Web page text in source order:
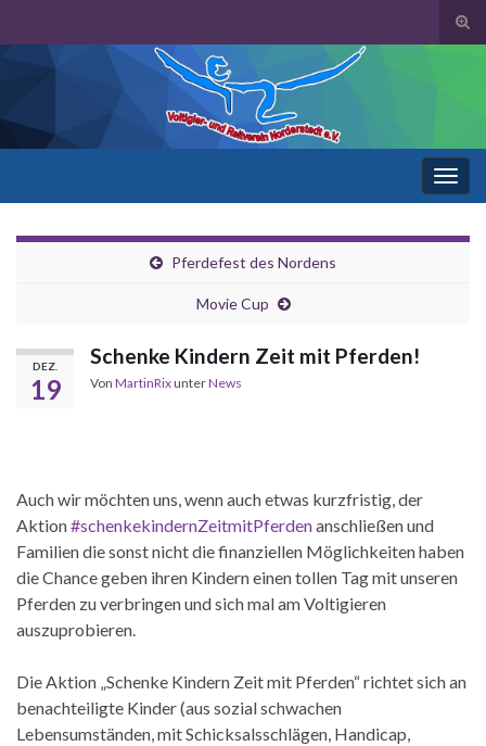
Search for:
Pferdefest des Nordens
Movie Cup
DEZ.
19
Schenke Kindern Zeit mit Pferden!
Von MartinRixunterNews
Auch wir möchten uns, wenn auch etwas kurzfristig, der
Aktion#schenkekindernZeitmitPferdenanschließen und
Familien die sonst nicht die finanziellen Möglichkeiten haben
die Chance geben ihren Kindern einen tollen Tag mit unseren
Pferden zu verbringen und sich mal am Voltigieren
auszuprobieren.
Die Aktion „Schenke Kindern Zeit mit Pferden“ richtet sich an
benachteiligte Kinder (aus sozial schwachen
Lebensumständen, mit Schicksalsschlägen, Handicap,